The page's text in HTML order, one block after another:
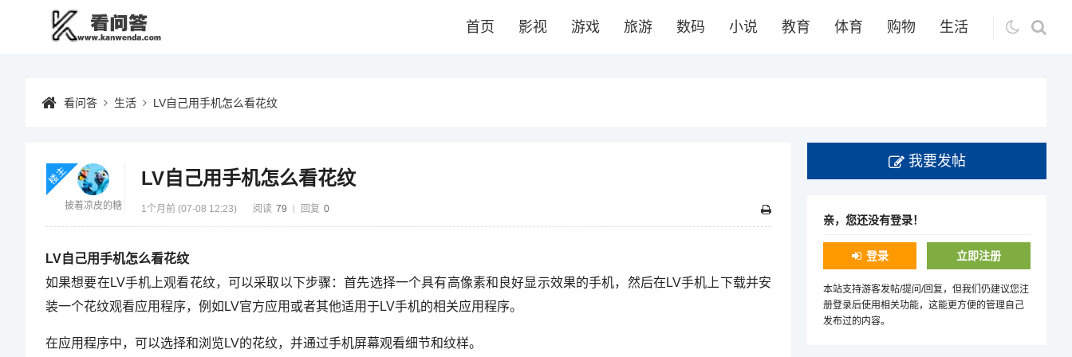
首页 影视 游戏 旅游 数码 小说 教育 体育 购物 生活
看问答 生活 LV自己用手机怎么看花纹
LV自己用手机怎么看花纹
1个月前 (07-08 12:23) 阅读 79 回复 0
披着凉皮的糖
楼主
LV自己用手机怎么看花纹
如果想要在LV手机上观看花纹，可以采取以下步骤：首先选择一个具有高像素和良好显示效果的手机，然后在LV手机上下载并安
装一个花纹观看应用程序，例如LV官方应用或者其他适用于LV手机的相关应用程序。
在应用程序中，可以选择和浏览LV的花纹，并通过手机屏幕观看细节和纹样。
我要发帖
亲，您还没有登录！
登录 立即注册
本站支持游客发帖/提问/回复，但我们仍建议您注
册登录后使用相关功能，这能更方便的管理自己
发布过的内容。